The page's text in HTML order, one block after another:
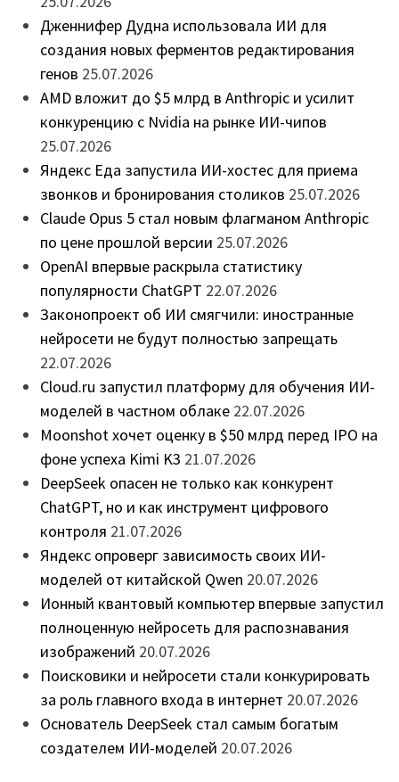
Дженнифер Дудна использовала ИИ для
создания новых ферментов редактирования
генов 25.07.2026
AMD вложит до $5 млрд в Anthropic и усилит
конкуренцию с Nvidia на рынке ИИ-чипов
25.07.2026
Яндекс Еда запустила ИИ-хостес для приема
звонков и бронирования столиков 25.07.2026
Claude Opus 5 стал новым флагманом Anthropic
по цене прошлой версии 25.07.2026
OpenAI впервые раскрыла статистику
популярности ChatGPT 22.07.2026
Законопроект об ИИ смягчили: иностранные
нейросети не будут полностью запрещать
22.07.2026
Cloud.ru запустил платформу для обучения ИИ-
моделей в частном облаке 22.07.2026
Moonshot хочет оценку в $50 млрд перед IPO на
фоне успеха Kimi K3 21.07.2026
DeepSeek опасен не только как конкурент
ChatGPT, но и как инструмент цифрового
контроля 21.07.2026
Яндекс опроверг зависимость своих ИИ-
моделей от китайской Qwen 20.07.2026
Ионный квантовый компьютер впервые запустил
полноценную нейросеть для распознавания
изображений 20.07.2026
Поисковики и нейросети стали конкурировать
за роль главного входа в интернет 20.07.2026
Основатель DeepSeek стал самым богатым
создателем ИИ-моделей 20.07.2026